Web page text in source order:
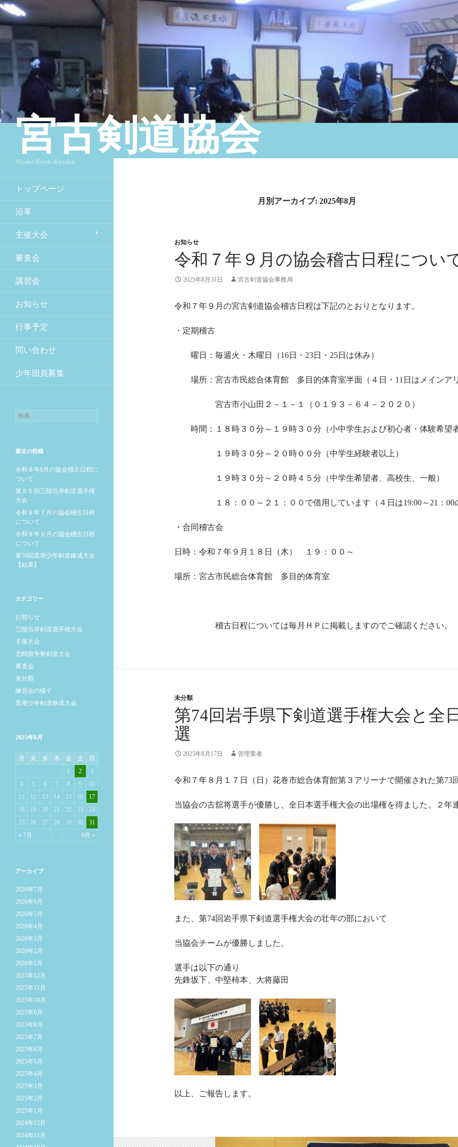
宮古剣道協会
検索
月別アーカイブ: 2025年8月
お知らせ
令和７年９月の協会稽古日程につい
2025年8月31日 宮古剣道協会事務局
令和７年９月の宮古剣道協会稽古日程は下記のとおりとなります。
・定期稽古
曜日：毎週火・木曜日（16日・23日・25日は休み）
場所：宮古市民総合体育館 多目的体育室半面（４日・11日はメインアリ
宮古市小山田２－１－１（０１９３－６４－２０２０）
時間：１８時３０分～１９時３０分（小中学生および初心者・体験希望者
１９時３０分～２０時００分（中学生経験者以上）
１９時３０分～２０時４５分（中学生希望者、高校生、一般）
１８：００～２１：００で借用しています（４日は19:00～21：00の
・合同稽古会
日時：令和７年９月１８日（木） １９：００～
場所：宮古市民総合体育館 多目的体育室
稽古日程については毎月ＨＰに掲載しますのでご確認ください。
未分類
第74回岩手県下剣道選手権大会と全
選
2025年8月17日 管理業者
令和７年８月１７日（日）花巻市総合体育館第３アリーナで開催された第73
当協会の古舘将選手が優勝し、全日本選手権大会の出場権を得ました。２年
また、第74回岩手県下剣道選手権大会の壮年の部において
当協会チームが優勝しました。
選手は以下の通り
先鋒坂下、中堅柿本、大将藤田
以上、ご報告します。
Miyako Kendo Kyoukai
トップページ
沿革
主催大会
審査会
講習会
お知らせ
行事予定
問い合わせ
少年団員募集
検索:
最近の投稿
令和８年8月の協会稽古日程に
ついて
第５５回三陸沿岸剣道選手権
大会
令和８年７月の協会稽古日程
について
令和８年６月の協会稽古日程
について
第50回黒潮少年剣道錬成大会
【結果】
カテゴリー
お知らせ
三陸沿岸剣道選手権大会
主催大会
北鴎旗争奪剣道大会
審査会
未分類
練習会の様子
黒潮少年剣道錬成大会
2025年8月
月 火 水 木 金 土 日
« 7月 9月 »
1 2
3
4
5 6 7 8 9
10
11
12 13 14 15 16
17
18
19 20 21 22 23
24
25
26 27 28 29 30 31
アーカイブ
2026年7月
2026年6月
2026年5月
2026年4月
2026年3月
2026年2月
2026年1月
2025年12月
2025年11月
2025年10月
2025年9月
2025年8月
2025年7月
2025年6月
2025年5月
2025年4月
2025年3月
2025年2月
2025年1月
2024年12月
2024年11月